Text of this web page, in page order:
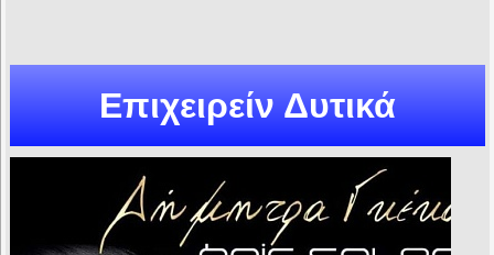
Επιχειρείν Δυτικά